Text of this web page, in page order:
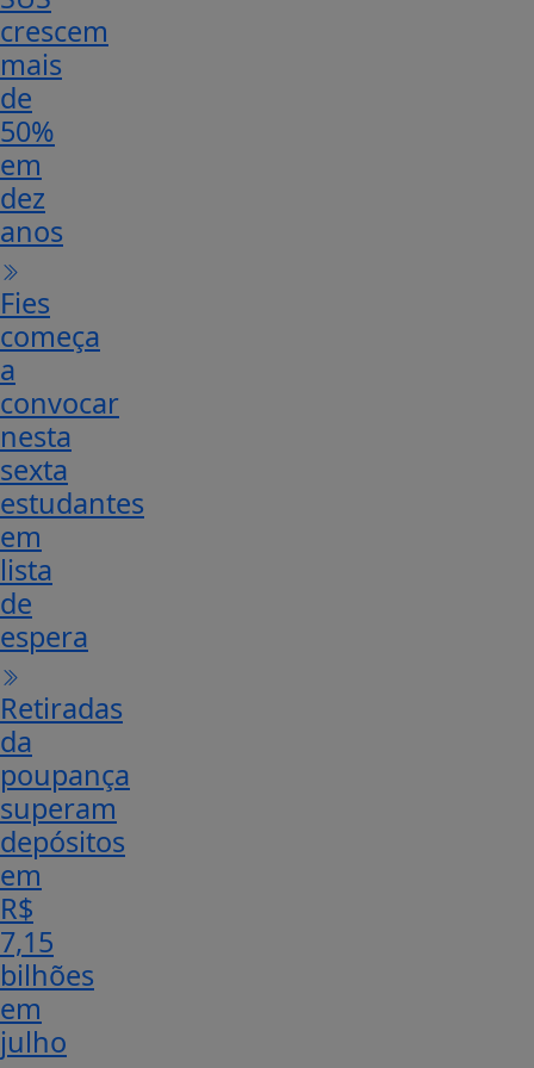
crescem
mais
de
50%
em
dez
anos
Fies
começa
a
convocar
nesta
sexta
estudantes
em
lista
de
espera
Retiradas
da
poupança
superam
depósitos
em
R$
7,15
bilhões
em
julho